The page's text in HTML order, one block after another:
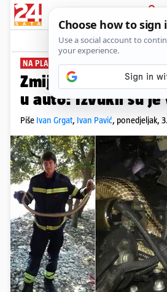
PRIJAVA
News
NA PLAŽI U ROVINJU
Zmija od metar i pol
u auto: Izvukli su je
Piše Ivan Grgat, Ivan Pavić, ponedjeljak,